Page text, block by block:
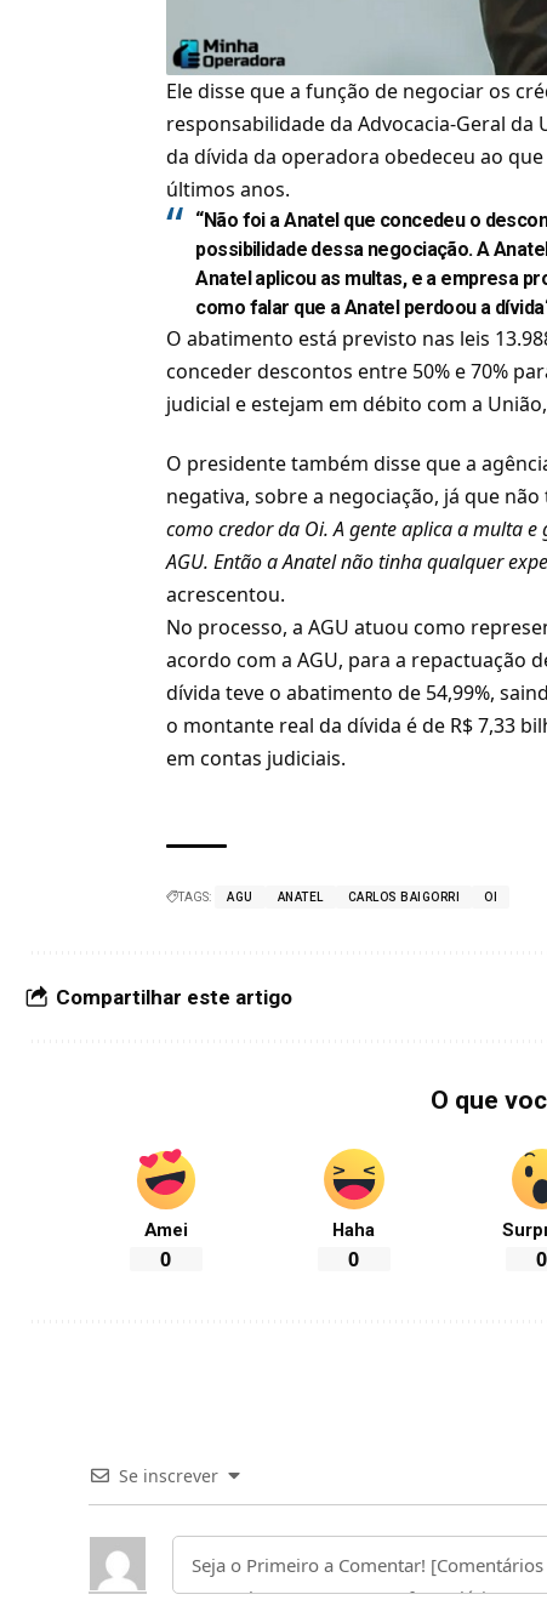
Ele disse que a função de negociar os
responsabilidade daAdvocacia-Geral da
da dívida da operadora obedeceu ao
últimos anos.
“Não foi a Anatel que concedeu o
possibilidade dessa negociação. A
Anatel aplicou as multas, e a empresa
como falar que a Anatel perdoou a
O abatimento está previsto nas leis
conceder descontos entre 50% e 70%
judicial e estejam em débito com a
O presidente também disse que a
negativa, sobre a negociação, já que
como credor da Oi. A gente aplica a multa
AGU. Então a Anatel não tinha qualquer
acrescentou.
No processo, a AGU atuou como
acordo com a AGU, para a repactuação
dívida teve o abatimento de 54,99%,
o montante real da dívida é de R$ 7,33
em contas judiciais.
TAGS: AGU ANATEL CARLOS BAIGORRI OI
Compartilhar este artigo
O que
Amei
0
Haha
0 0
Se inscrever